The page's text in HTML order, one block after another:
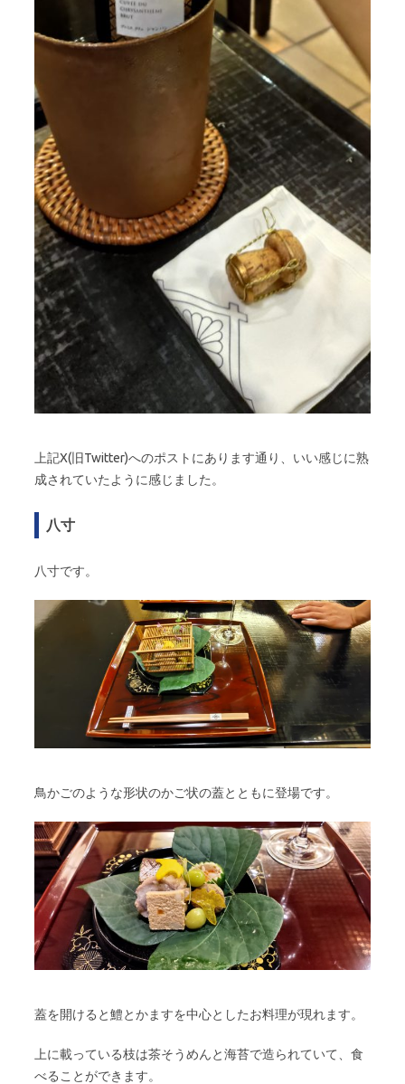
上記X(旧Twitter)へのポストにあります通り、いい感じに熟
成されていたように感じました。
八寸
八寸です。
鳥かごのような形状のかご状の蓋とともに登場です。
蓋を開けると鱧とかますを中心としたお料理が現れます。
上に載っている枝は茶そうめんと海苔で造られていて、食
べることができます。